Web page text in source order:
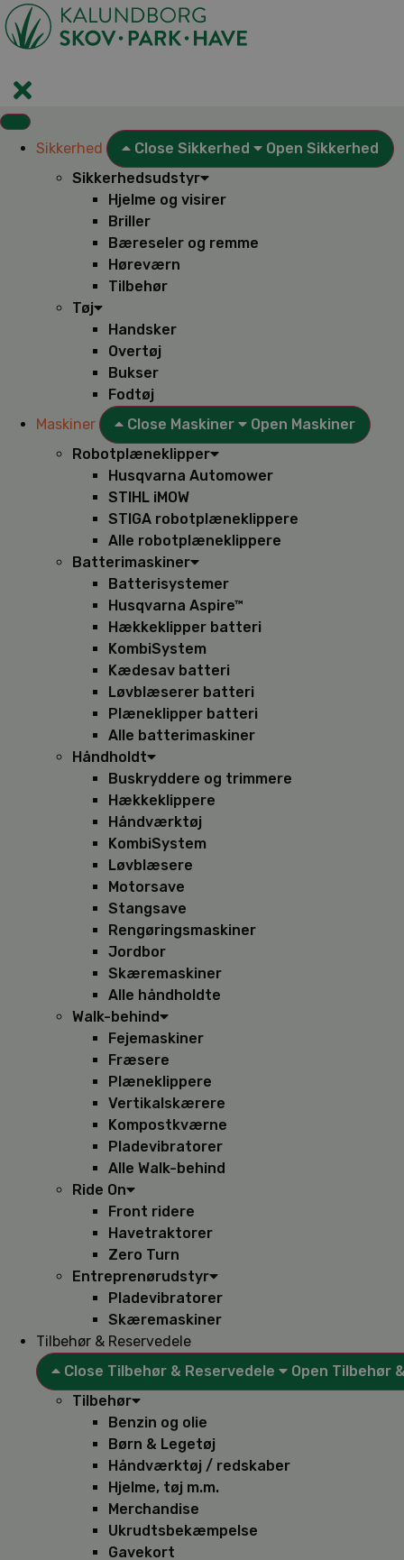
Videre
til
indhold
Sikkerhed Close Sikkerhed
Open Sikkerhed
Sikkerhedsudstyr
Hjelme og visirer
Briller
Bæreseler og remme
Høreværn
Tilbehør
Tøj
Handsker
Overtøj
Bukser
Fodtøj
Maskiner
Close Maskiner
Open Maskiner
Robotplæneklipper
Husqvarna Automower
STIHL iMOW
STIGA robotplæneklippere
Alle robotplæneklippere
Batterimaskiner
Batterisystemer
Husqvarna Aspire™
Hækkeklipper batteri
KombiSystem
Kædesav batteri
Løvblæserer batteri
Plæneklipper batteri
Alle batterimaskiner
Håndholdt
Buskryddere og trimmere
Hækkeklippere
Håndværktøj
KombiSystem
Løvblæsere
Motorsave
Stangsave
Rengøringsmaskiner
Jordbor
Skæremaskiner
Alle håndholdte
Walk-behind
Fejemaskiner
Fræsere
Plæneklippere
Vertikalskærere
Kompostkværne
Pladevibratorer
Alle Walk-behind
Ride On
Front ridere
Havetraktorer
Zero Turn
Entreprenørudstyr
Pladevibratorer
Skæremaskiner
Tilbehør & Reservedele
Close Tilbehør & Reservedele
Open Tilbehør
Tilbehør
Benzin og olie
Børn & Legetøj
Håndværktøj / redskaber
Hjelme, tøj m.m.
Merchandise
Ukrudtsbekæmpelse
Gavekort